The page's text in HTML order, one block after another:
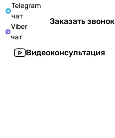
Telegram
чат
Viber
чат
Заказать звонок
Видеоконсультация